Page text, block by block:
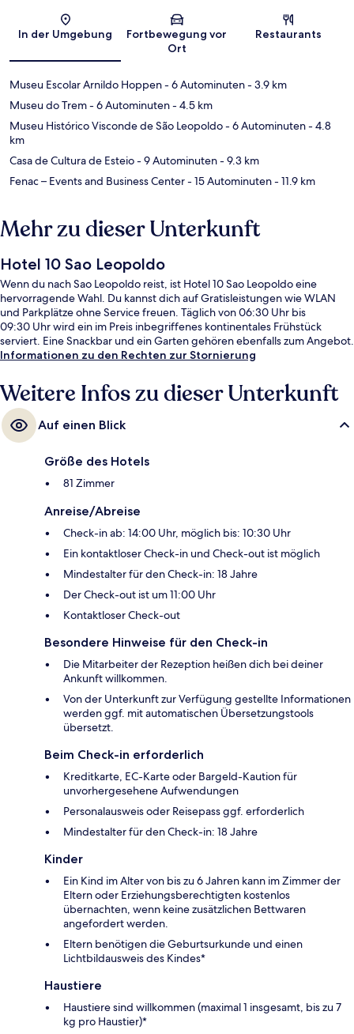
In der Umgebung
Fortbewegung vor
Ort
Restaurants
Museu Escolar Arnildo Hoppen- 6 Autominuten- 3.9 km
Museu do Trem- 6 Autominuten- 4.5 km
Museu Histórico Visconde de São Leopoldo- 6 Autominuten- 4.8
km
Casa de Cultura de Esteio- 9 Autominuten- 9.3 km
Fenac – Events and Business Center- 15 Autominuten- 11.9 km
Mehr zu dieser Unterkunft
Hotel 10 Sao Leopoldo
Wenn du nach Sao Leopoldo reist, ist Hotel 10 Sao Leopoldo eine
hervorragende Wahl. Du kannst dich auf Gratisleistungen wie WLAN
und Parkplätze ohne Service freuen. Täglich von 06:30 Uhr bis
09:30 Uhr wird ein im Preis inbegriffenes kontinentales Frühstück
serviert. Eine Snackbar und ein Garten gehören ebenfalls zum Angebot.
Informationen zu den Rechten zur Stornierung
Weitere Infos zu dieser Unterkunft
Auf einen Blick
Größe des Hotels
81 Zimmer
Anreise/Abreise
Check-in ab: 14:00 Uhr, möglich bis: 10:30 Uhr
Ein kontaktloser Check-in und Check-out ist möglich
Mindestalter für den Check-in: 18 Jahre
Der Check-out ist um 11:00 Uhr
Kontaktloser Check-out
Besondere Hinweise für den Check-in
Die Mitarbeiter der Rezeption heißen dich bei deiner
Ankunft willkommen.
Von der Unterkunft zur Verfügung gestellte Informationen
werden ggf. mit automatischen Übersetzungstools
übersetzt.
Beim Check-in erforderlich
Kreditkarte, EC-Karte oder Bargeld-Kaution für
unvorhergesehene Aufwendungen
Personalausweis oder Reisepass ggf. erforderlich
Mindestalter für den Check-in: 18 Jahre
Kinder
Ein Kind im Alter von bis zu 6 Jahren kann im Zimmer der
Eltern oder Erziehungsberechtigten kostenlos
übernachten, wenn keine zusätzlichen Bettwaren
angefordert werden.
Eltern benötigen die Geburtsurkunde und einen
Lichtbildausweis des Kindes*
Haustiere
Haustiere sind willkommen (maximal 1 insgesamt, bis zu 7
kg pro Haustier)*